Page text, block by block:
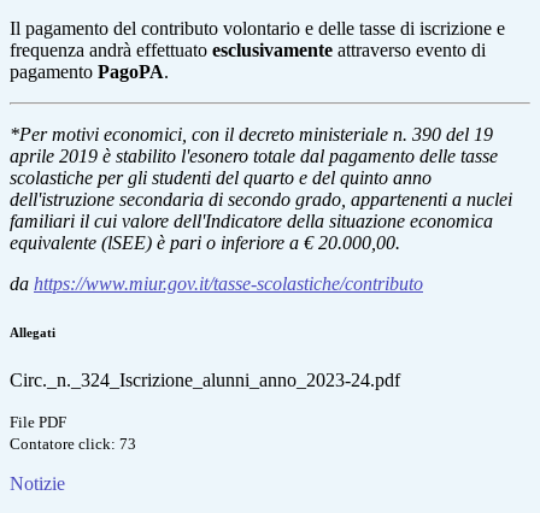
Il pagamento del contributo volontario e delle tasse di iscrizione e
frequenza andrà effettuato esclusivamente attraverso evento di
pagamento PagoPA.
*Per motivi economici, con il decreto ministeriale n. 390 del 19
aprile 2019 è stabilito l'esonero totale dal pagamento delle tasse
scolastiche per gli studenti del quarto e del quinto anno
dell'istruzione secondaria di secondo grado, appartenenti a nuclei
familiari il cui valore dell'Indicatore della situazione economica
equivalente (lSEE) è pari o inferiore a € 20.000,00.
da https://www.miur.gov.it/tasse-scolastiche/contributo
Allegati
Circ._n._324_Iscrizione_alunni_anno_2023-24.pdf
File PDF
Contatore click: 73
Notizie